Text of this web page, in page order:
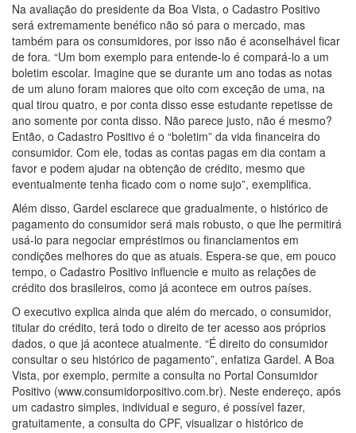
Na avaliação do presidente da Boa Vista, o Cadastro Positivo
será extremamente benéfico não só para o mercado, mas
também para os consumidores, por isso não é aconselhável ficar
de fora. “Um bom exemplo para entende-lo é compará-lo a um
boletim escolar. Imagine que se durante um ano todas as notas
de um aluno foram maiores que oito com exceção de uma, na
qual tirou quatro, e por conta disso esse estudante repetisse de
ano somente por conta disso. Não parece justo, não é mesmo?
Então, o Cadastro Positivo é o “boletim” da vida financeira do
consumidor. Com ele, todas as contas pagas em dia contam a
favor e podem ajudar na obtenção de crédito, mesmo que
eventualmente tenha ficado com o nome sujo”, exemplifica.
Além disso, Gardel esclarece que gradualmente, o histórico de
pagamento do consumidor será mais robusto, o que lhe permitirá
usá-lo para negociar empréstimos ou financiamentos em
condições melhores do que as atuais. Espera-se que, em pouco
tempo, o Cadastro Positivo influencie e muito as relações de
crédito dos brasileiros, como já acontece em outros países.
O executivo explica ainda que além do mercado, o consumidor,
titular do crédito, terá todo o direito de ter acesso aos próprios
dados, o que já acontece atualmente. “É direito do consumidor
consultar o seu histórico de pagamento”, enfatiza Gardel. A Boa
Vista, por exemplo, permite a consulta no Portal Consumidor
Positivo (www.consumidorpositivo.com.br). Neste endereço, após
um cadastro simples, individual e seguro, é possível fazer,
gratuitamente, a consulta do CPF, visualizar o histórico de